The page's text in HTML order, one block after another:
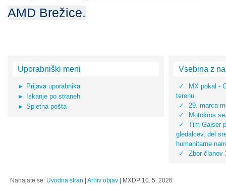
AMD Brežice.
Uporabniški meni
Prijava uporabnika
Iskanje po straneh
Spletna pošta
Vsebina z
MX pokal -
terenu
29. marca
Motokros
Tim Gajser
gledalcev, del
humanitarne
Zbor članov
Nahajate se: Uvodna stran Arhiv objav MXDP 10. 5. 2026